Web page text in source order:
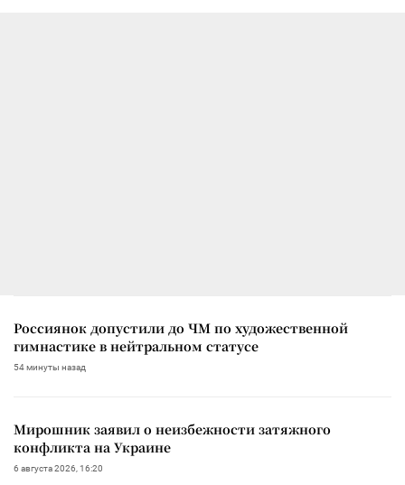
Россиянок допустили до ЧМ по художественной
гимнастике в нейтральном статусе
54 минуты назад
Мирошник заявил о неизбежности затяжного
конфликта на Украине
6 августа 2026, 16:20